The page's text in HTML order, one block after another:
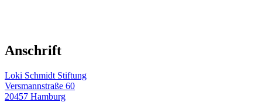
Anschrift
Loki Schmidt Stiftung
Versmannstraße 60
20457 Hamburg